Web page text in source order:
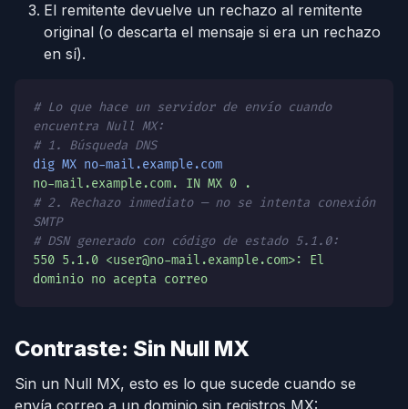
El remitente devuelve un rechazo al remitente
original (o descarta el mensaje si era un rechazo
en sí).
# Lo que hace un servidor de envío cuando
encuentra Null MX:
# 1. Búsqueda DNS
dig MX no-mail.example.com
no-mail.example.com. IN MX 0 .
# 2. Rechazo inmediato — no se intenta conexión
SMTP
# DSN generado con código de estado 5.1.0:
550 5.1.0 <user@no-mail.example.com>: El
dominio no acepta correo
Contraste: Sin Null MX
Sin un Null MX, esto es lo que sucede cuando se